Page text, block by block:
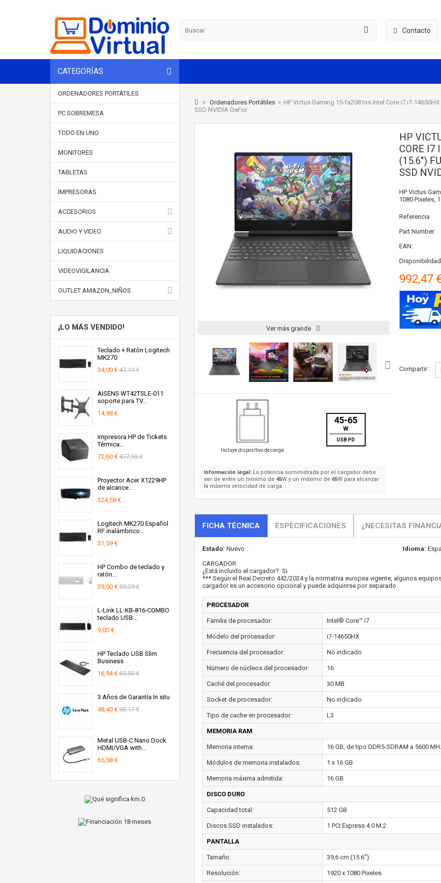
Contacto
CATEGORÍAS
ORDENADORES PORTÁTILES
PC SOBREMESA
TODO EN UNO
MONITORES
TABLETAS
IMPRESORAS
ACCESORIOS
AUDIO Y VIDEO
LIQUIDACIONES
VIDEOVIGILANCIA
OUTLET AMAZON_NIÑOS
¡LO MÁS VENDIDO!
Teclado + Ratón Logitech
MK270
34,00 € 47,19 €
AISENS WT42TSLE-011
soporte para TV...
14,98 €
Impresora HP de Tickets
Térmica...
72,60 € 477,95 €
Proyector Acer X1229HP
de alcance...
324,58 €
Logitech MK270 Español
RF inalámbrico...
31,59 €
HP Combo de teclado y
ratón...
39,00 € 59,29 €
L-Link LL-KB-816-COMBO
teclado USB...
9,00 €
HP Teclado USB Slim
Business
16,94 € 60,50 €
3 Años de Garantía In situ
48,40 € 93,17 €
Metal USB-C Nano Dock
HDMI/VGA with...
65,58 €
> Ordenadores Portátiles > HP Victus Gaming 15-fa2081ns Intel Core i7 i7-
SSD NVIDIA GeFor
Ver más grande
Incluye dispositivo de carga
45-65
W
USB PD
Información legal:La potencia suministrada por el cargador debe
ser de entre un mínimo de 45W y un máximo de 65W para alcanzar
la máxima velocidad de carga.
HP
CORE I7
(15.6")
SSD
HP Victus
1080 Pixeles,
Referencia
Part Number:
EAN:
992,47
Compartir :
FICHA TÉCNICA ESPECIFICACIONES ¿NECESITAS
Estado: Nuevo Idioma:
CARGADOR
¿Está incluido el cargador?: Si
*** Según el Real Decreto 442/2024 y la normativa europea vigente, algunos
cargador es un accesorio opcional y puede adquirirse por separado.
PROCESADOR
Familia de procesador: Intel® Core™ i7
Modelo del procesador: i7-14650HX
Frecuencia del procesador: No indicado
Número de núcleos del procesador: 16
Caché del procesador: 30 MB
Socket de procesador: No indicado
Tipo de cache en procesador: L3
MEMORIA RAM
Memoria interna: 16 GB, de tipo DDR5-SDRAM a 5600
Módulos de memoria instalados: 1 x 16 GB
Memoria máxima admitida: 16 GB
DISCO DURO
Capacidad total: 512 GB
Discos SSD instalados: 1 PCI Express 4.0 M.2
PANTALLA
Tamaño: 39,6 cm (15.6")
Resolución: 1920 x 1080 Pixeles